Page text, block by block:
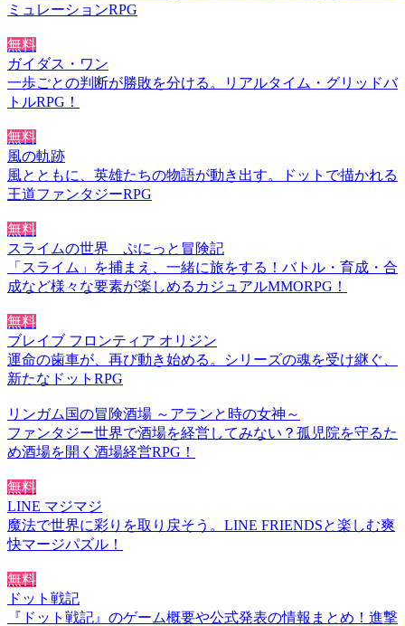
ミュレーションRPG
無料
ガイダス・ワン
一歩ごとの判断が勝敗を分ける。リアルタイム・グリッドバ
トルRPG！
無料
風の軌跡
風とともに、英雄たちの物語が動き出す。ドットで描かれる
王道ファンタジーRPG
無料
スライムの世界 ぷにっと冒険記
「スライム」を捕まえ、一緒に旅をする！バトル・育成・合
成など様々な要素が楽しめるカジュアルMMORPG！
無料
ブレイブ フロンティア オリジン
運命の歯車が、再び動き始める。シリーズの魂を受け継ぐ、
新たなドットRPG
リンガム国の冒険酒場 ～アランと時の女神～
ファンタジー世界で酒場を経営してみない？孤児院を守るた
め酒場を開く酒場経営RPG！
無料
LINE マジマジ
魔法で世界に彩りを取り戻そう。LINE FRIENDSと楽しむ爽
快マージパズル！
無料
ドット戦記
『ドット戦記』のゲーム概要や公式発表の情報まとめ！進撃